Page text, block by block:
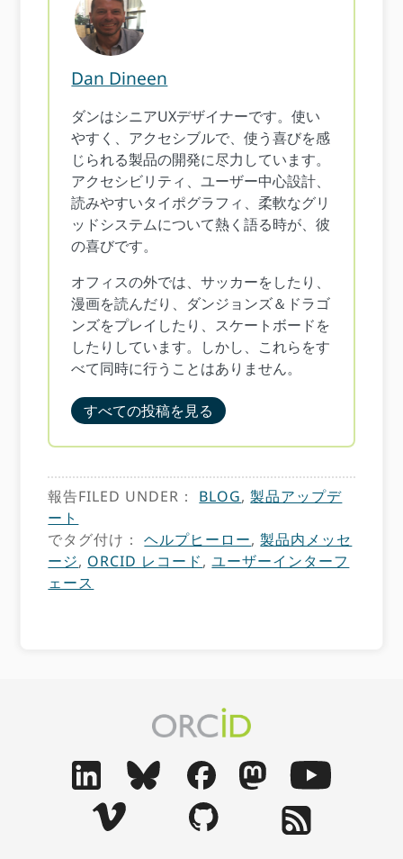
Dan Dineen
ダンはシニアUXデザイナーです。使い
やすく、アクセシブルで、使う喜びを感
じられる製品の開発に尽力しています。
アクセシビリティ、ユーザー中心設計、
読みやすいタイポグラフィ、柔軟なグリ
ッドシステムについて熱く語る時が、彼
の喜びです。
オフィスの外では、サッカーをしたり、
漫画を読んだり、ダンジョンズ＆ドラゴ
ンズをプレイしたり、スケートボードを
したりしています。しかし、これらをす
べて同時に行うことはありません。
すべての投稿を見る
報告FILED UNDER： BLOG,製品アップデ
ート
でタグ付け：ヘルプヒーロー,製品内メッセ
ージ, ORCID レコード,ユーザーインターフ
ェース